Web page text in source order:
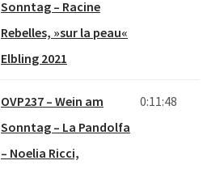
Sonntag – Racine
Rebelles, »sur la peau«
Elbling 2021
OVP237 – Wein am
Sonntag – La Pandolfa
– Noelia Ricci,
0:11:48